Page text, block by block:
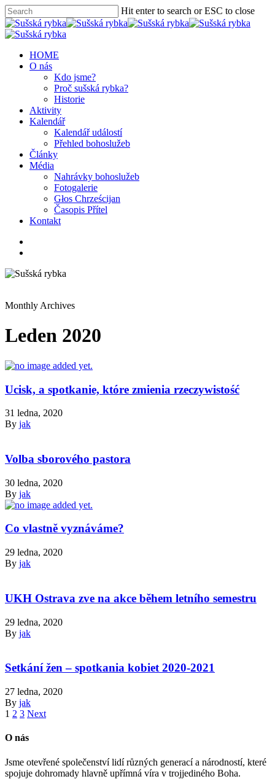
Hit enter to search or ESC to close
HOME
O nás
Kdo jsme?
Proč sušská rybka?
Historie
Aktivity
Kalendář
Kalendář událostí
Přehled bohoslužeb
Články
Média
Nahrávky bohoslužeb
Fotogalerie
Głos Chrześcijan
Časopis Přítel
Kontakt
Monthly Archives
Leden 2020
Ucisk, a spotkanie, które zmienia rzeczywistość
31 ledna, 2020
By jak
Volba sborového pastora
30 ledna, 2020
By jak
Co vlastně vyznáváme?
29 ledna, 2020
By jak
UKH Ostrava zve na akce během letního semestru
29 ledna, 2020
By jak
Setkání žen – spotkania kobiet 2020-2021
27 ledna, 2020
By jak
1 2 3 Next
O nás
Jsme otevřené společenství lidí různých generací a národností, které
spojuje dohromady hlavně upřímná víra v trojjediného Boha.